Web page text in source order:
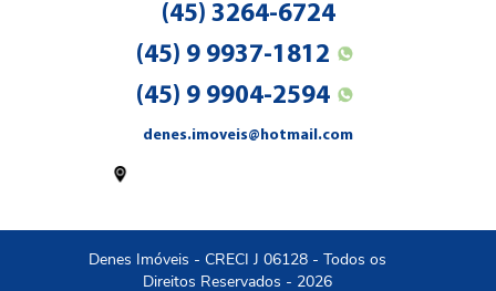
(45) 3264-6724
(45) 9 9937-1812
(45) 9 9904-2594
denes.imoveis@hotmail.com
Denes Imóveis - CRECI J 06128 - Todos os
Direitos Reservados - 2026